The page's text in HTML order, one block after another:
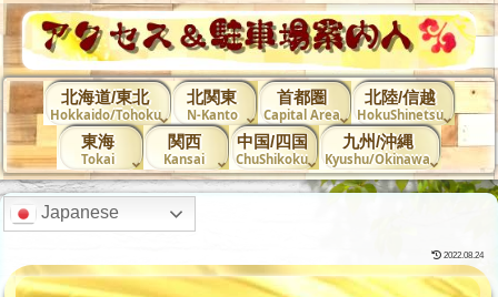
北海道/東北
Hokkaido/Tohoku
北関東
N-Kanto
首都圏
Capital Area
北陸/信越
HokuShinetsu
東海
Tokai
関西
Kansai
中国/四国
ChuShikoku
九州/沖縄
Kyushu/Okinawa
Japanese
2022.08.24